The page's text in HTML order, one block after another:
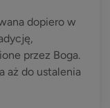
dopiero w
przez Boga.
aż do ustalenia